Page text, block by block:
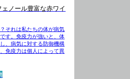
ノール豊富な赤ワイ
それは私たちの体が病気
す。免疫力が強いと、体
、病気に対する防御機構
免疫力は個人によって異